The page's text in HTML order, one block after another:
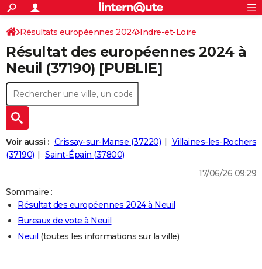
ACTUALITÉS
Politique
Société
Faits Divers
Education
Monde
Villes
+
SPORT
Coupe du monde 2026
Football
Tennis
Cyclisme
Rugby
Forum
CULTURE
Programme TV
TNT
Streaming
Cinéma
Sorties cinéma
Musique
+
FINANCE
Retraite
Impôts
Epargne
Immobilier
Risques naturels par ville
Banque
Assurance
Crédit
AUTO
Essais
Réserver un essai
Citadines
Berlines
SUV
Forum auto
+
HIGH-TECH
Mobiles
Meilleur smartphone
Internet
Ordinateurs
Jeux vidéo
Guide high-tech
+
BRICOLAGE
Guides de France
Escapades
Patrimoine
Expositions
Musées
Week-end nature
LIFESTYLE
Art de vivre
Bien-être
Loisirs
Mode
Modes de vie
S'inscrire
Connexion
Résultats européennes 2024 Indre-et-Loire
Résultat des européennes 2024 à
Neuil (37190) [PUBLIE]
Voir aussi : Crissay-sur-Manse (37220)
Villaines-les-Rochers
(37190)
Saint-Épain (37800)
17/06/26 09:29
Sommaire :
Résultat des européennes 2024 à Neuil
Bureaux de vote à Neuil
Neuil (toutes les informations sur la ville)